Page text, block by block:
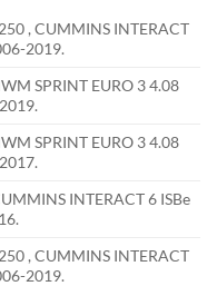
, CUMMINS INTERACT
2019.
SPRINT EURO 3 4.08
SPRINT EURO 3 4.08
INTERACT 6 ISBe
, CUMMINS INTERACT
2019.